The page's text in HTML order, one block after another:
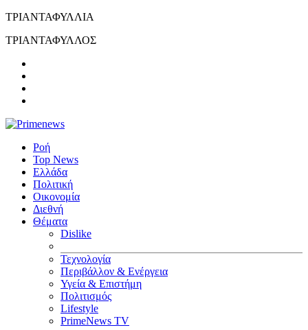
ΤΡΙΑΝΤΑΦΥΛΛΙΑ
ΤΡΙΑΝΤΑΦΥΛΛΟΣ
Ροή
Top News
Ελλάδα
Πολιτική
Οικονομία
Διεθνή
Θέματα
Dislike
Τεχνολογία
Περιβάλλον & Ενέργεια
Υγεία & Επιστήμη
Πολιτισμός
Lifestyle
PrimeNews TV